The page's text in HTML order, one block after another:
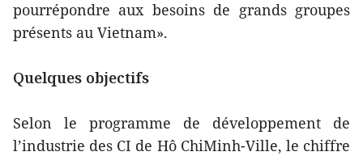
pourrépondre aux besoins de grands groupes
présents au Vietnam».
Quelques objectifs
Selon le programme de développement de
l’industrie des CI de Hô ChiMinh-Ville, le chiffre